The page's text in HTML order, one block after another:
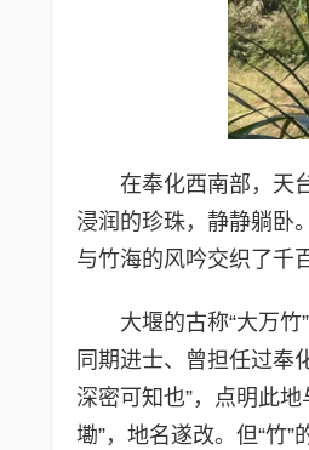
在奉化西南部，天
浸润的珍珠，静静躺卧
与竹海的风吟交织了千
大堰的古称“大万
同期进士、曾担任过奉
深密可知也”，点明此
墈”，地名遂改。但“竹